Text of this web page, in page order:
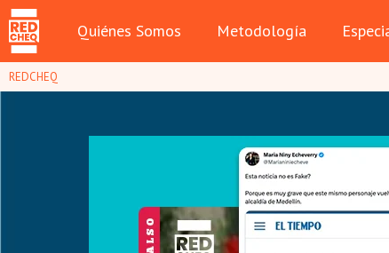
Quiénes Somos Metodología
REDCHEQ